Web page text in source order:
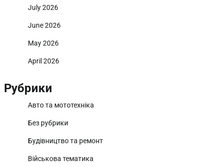
July 2026
June 2026
May 2026
April 2026
Рубрики
Авто та мототехніка
Без рубрики
Будівництво та ремонт
Військова тематика